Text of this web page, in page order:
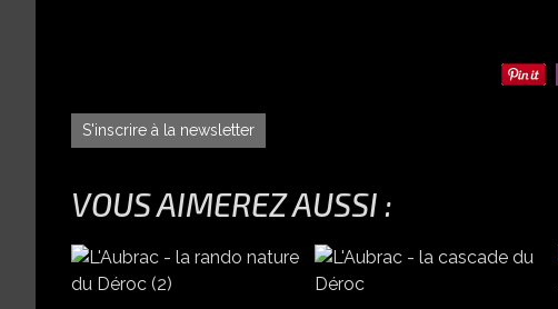
S'inscrire à la newsletter
VOUS AIMEREZ AUSSI :